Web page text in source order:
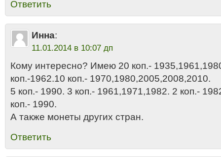
Ответить
Инна:
11.01.2014 в 10:07 дп
Кому интересно? Имею 20 коп.-
коп.-1962.10 коп.- 1970,1980,2005,2008,2010.
5 коп.- 1990. 3 коп.- 1961,1971,1982. 2 коп.-
коп.- 1990.
А также монеты других стран.
Ответить